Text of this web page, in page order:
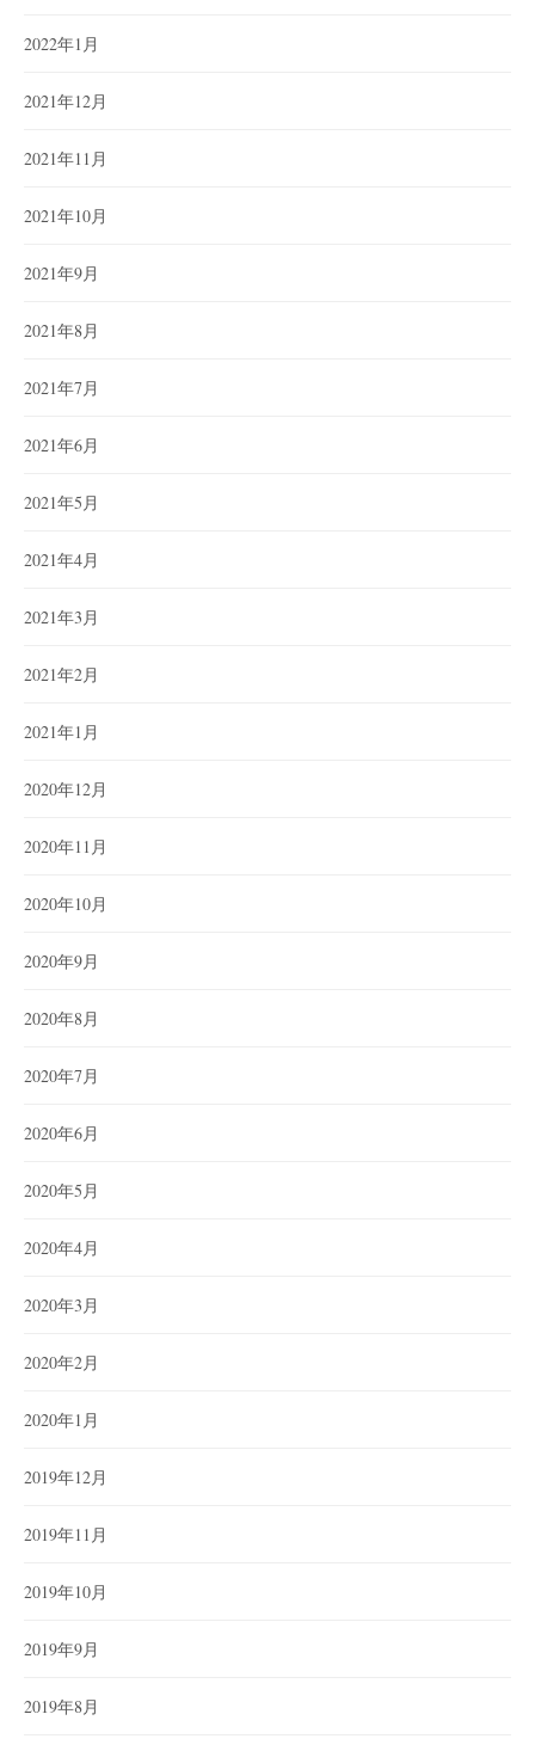
2022年1月
2021年12月
2021年11月
2021年10月
2021年9月
2021年8月
2021年7月
2021年6月
2021年5月
2021年4月
2021年3月
2021年2月
2021年1月
2020年12月
2020年11月
2020年10月
2020年9月
2020年8月
2020年7月
2020年6月
2020年5月
2020年4月
2020年3月
2020年2月
2020年1月
2019年12月
2019年11月
2019年10月
2019年9月
2019年8月